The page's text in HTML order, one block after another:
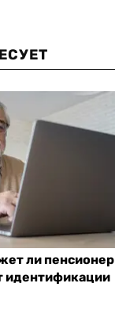
ли пенсионер
идентификации